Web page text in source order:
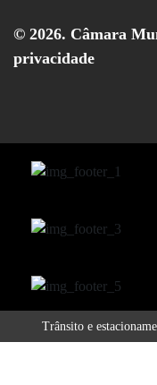
© 2026. Câmara
privacidade
Trânsito e